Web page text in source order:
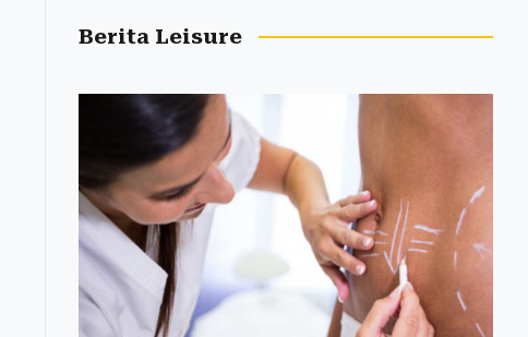
Berita Leisure